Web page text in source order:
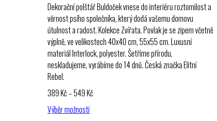
Dekorační polštář Buldoček vnese do interiéru roztomilost a
věrnost psího společníka, který dodá vašemu domovu
útulnost a radost. Kolekce Zvířata. Povlak je se zipem včetně
výplně, ve velikostech 40x40 cm, 55x55 cm. Luxusní
materiál Interlock, polyester. Šetříme přírodu,
neskladujeme, vyrábíme do 14 dnů. Česká značka Elitní
Rebel.
389Kč–549KčRozpětí
Výběr možností